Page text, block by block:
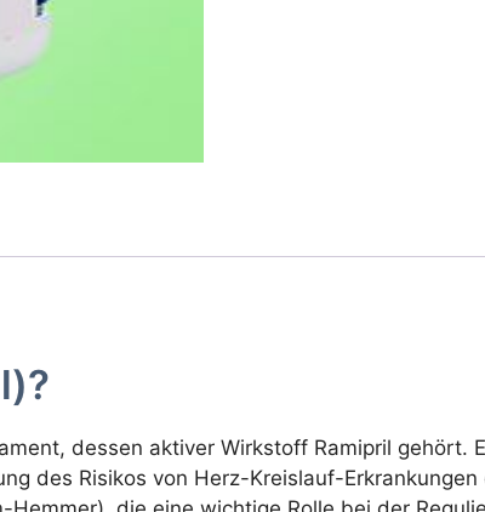
dessen aktiver Wirkstoff Ramipril gehört.
des Risikos von Herz-Kreislauf-